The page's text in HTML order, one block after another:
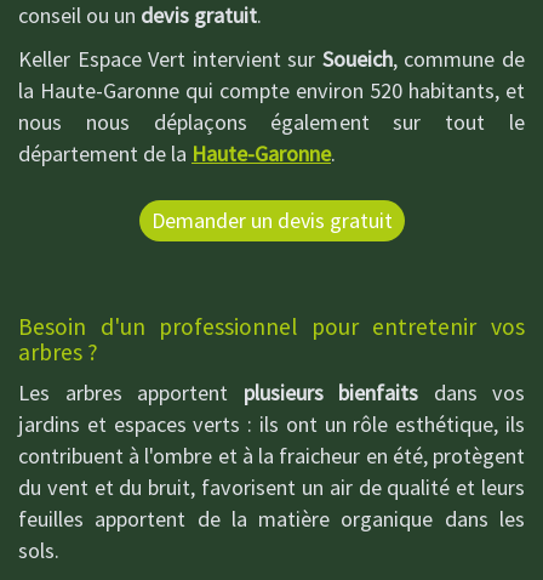
conseil ou un devis gratuit.
Keller Espace Vert intervient sur Soueich, commune de
la Haute-Garonne qui compte environ 520 habitants, et
nous nous déplaçons également sur tout le
département de la Haute-Garonne.
Demander un devis gratuit
Besoin d'un professionnel pour entretenir vos
arbres ?
Les arbres apportent plusieurs bienfaits dans vos
jardins et espaces verts : ils ont un rôle esthétique, ils
contribuent à l'ombre et à la fraicheur en été, protègent
du vent et du bruit, favorisent un air de qualité et leurs
feuilles apportent de la matière organique dans les
sols.